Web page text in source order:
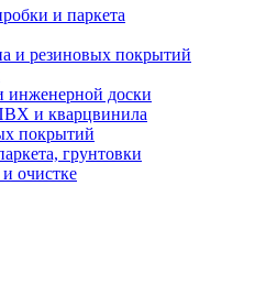
и паркета
и резиновых покрытий
инженерной доски
и кварцвинила
покрытий
грунтовки
очистке